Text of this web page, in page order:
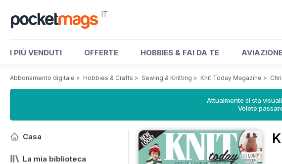
IT
I PIÙ VENDUTI OFFERTE HOBBIES & FAI DA TE
Abbonamento digitale > Hobbies & Crafts > Sewing & Knitting > Knit Today Magazine >
Attualmente si sta
Volete
Casa
La mia biblioteca